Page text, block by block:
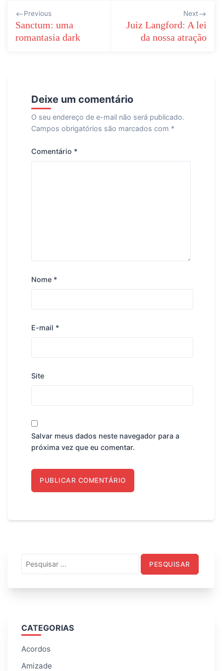
Navegação
de
Post
Previous
Sanctum: uma
romantasia dark
Next
Juiz Langford: A lei
da nossa atração
Deixe um comentário
O seu endereço de e-mail não será publicado.
Campos obrigatórios são marcados com *
Comentário *
Nome *
E-mail *
Site
Salvar meus dados neste navegador para a
próxima vez que eu comentar.
por:
CATEGORIAS
Acordos
Amizade